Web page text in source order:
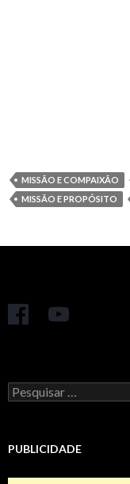
MISSÃO E COMPAIXÃO
MISSÃO E PROPÓSITO
Pesquisar
por:
PUBLICIDADE